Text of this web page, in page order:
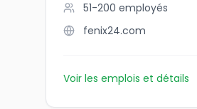
51-200 employés
fenix24.com
Voir les emplois et détails